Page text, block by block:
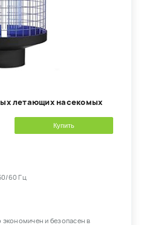
летающих насекомых
Купить
60 Гц
и безопасен в